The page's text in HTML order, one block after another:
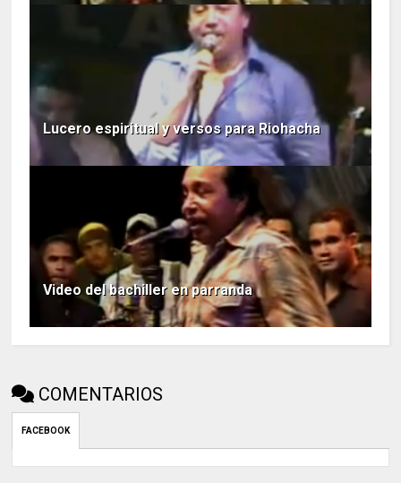
Lucero espiritual y versos para Riohacha
Video del bachiller en parranda
COMENTARIOS
FACEBOOK